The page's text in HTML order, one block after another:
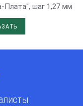
шаг 1,27 мм